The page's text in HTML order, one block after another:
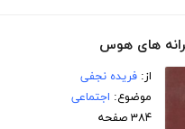
های هوس
از:فریده نجفی
موضوع: اجتماعی
۳۸۴ صفحه